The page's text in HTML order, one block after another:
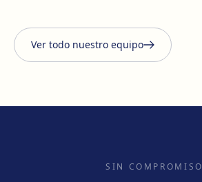
Ver todo nuestro equipo
SIN COMPROMISO